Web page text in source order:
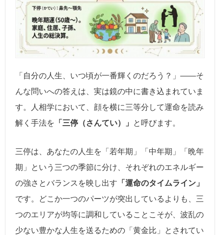
「自分の人生、いつ頃が一番輝くのだろう？」――そ
んな問いへの答えは、実は鏡の中に書き込まれていま
す。人相学において、顔を横に三等分して運命を読み
解く手法を 「三停（さんてい）」 と呼びます。
三停は、あなたの人生を「若年期」「中年期」「晩年
期」という三つの季節に分け、それぞれのエネルギー
の強さとバランスを映し出す 「運命のタイムライン」
です。どこか一つのパーツが突出しているよりも、三
つのエリアが均等に調和していることこそが、波乱の
少ない豊かな人生を送るための「黄金比」とされてい